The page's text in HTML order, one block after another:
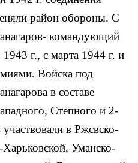
район обороны. С
командующий
г., с марта 1944 г. и
Войска под
в составе
Степного и 2-
в Ржсвско-
Уманско-